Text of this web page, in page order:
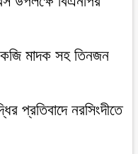
মাদক সহ তিনজন
প্রতিবাদে নরসিংদীতে